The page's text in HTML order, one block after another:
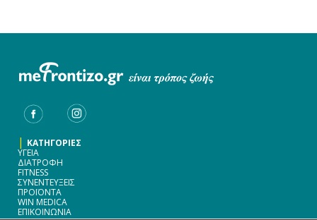
| ΚΑΤΗΓΟΡΙΕΣ
ΥΓΕΙΑ
ΔΙΑΤΡΟΦΗ
FITNESS
ΣΥΝΕΝΤΕΥΞΕΙΣ
ΠΡΟΪΟΝΤΑ
WIN MEDICA
ΕΠΙΚΟΙΝΩΝΙΑ